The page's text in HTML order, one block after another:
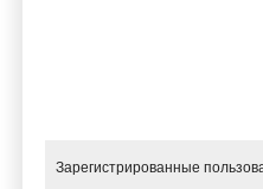
Зарегистрированные